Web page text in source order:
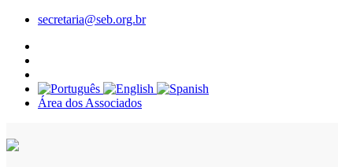
secretaria@seb.org.br
Área dos Associados